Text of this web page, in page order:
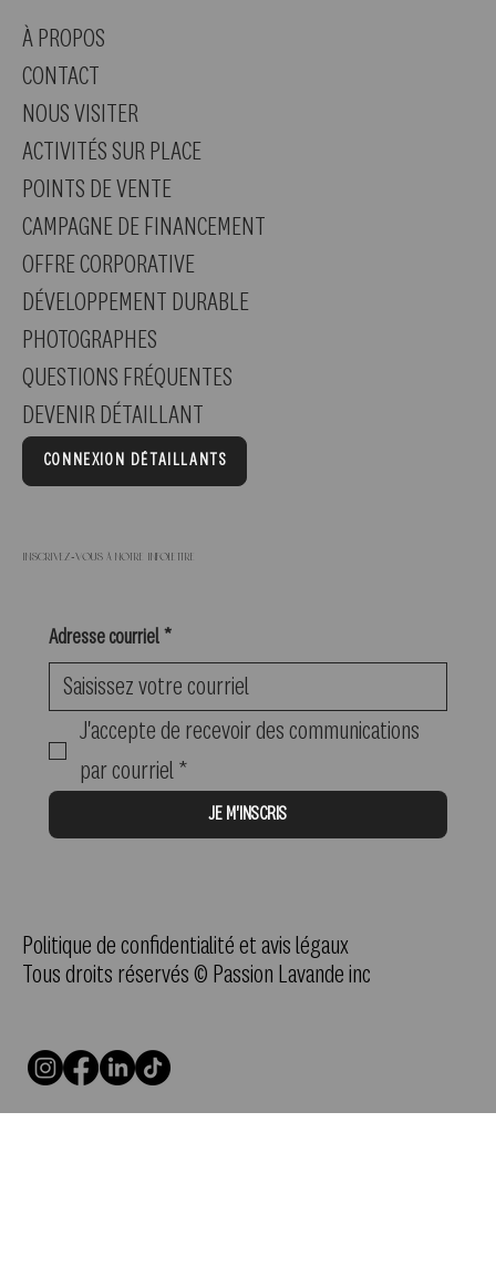
À PROPOS
CONTACT
NOUS VISITER
ACTIVITÉS SUR PLACE
POINTS DE VENTE
CAMPAGNE DE FINANCEMENT
OFFRE CORPORATIVE
DÉVELOPPEMENT DURABLE
PHOTOGRAPHES
QUESTIONS FRÉQUENTES
DEVENIR DÉTAILLANT
CONNEXION DÉTAILLANTS
Inscrivez-vous à notre infolettre
Adresse courriel *
J'accepte de recevoir des communications
par courriel *
JE M'INSCRIS
Politique de confidentialité et avis légaux
Tous droits réservés © Passion Lavande inc